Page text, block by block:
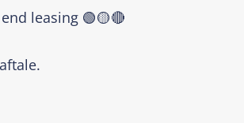
leasing 🟢🟡🔴